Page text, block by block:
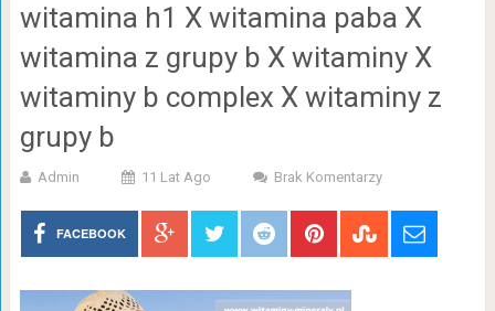
witamina h1 X witamina paba X
witamina z grupy b X witaminy X
witaminy b complex X witaminy z
grupy b
Admin 11 Lat Ago Brak Komentarzy
FACEBOOK